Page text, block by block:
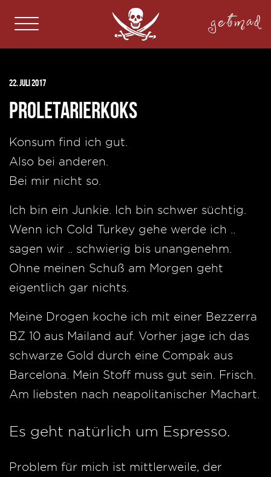
getmad
22. Juli 2017
Proletarierkoks
Konsum find ich gut.
Also bei anderen.
Bei mir nicht so.
Ich bin ein Junkie. Ich bin schwer süchtig.
Wenn ich Cold Turkey gehe werde ich ..
sagen wir .. schwierig bis unangenehm.
Ohne meinen Schuß am Morgen geht
eigentlich gar nichts.
Meine Drogen koche ich mit einer Bezzerra
BZ 10 aus Mailand auf. Vorher jage ich das
schwarze Gold durch eine Compak aus
Barcelona. Mein Stoff muss gut sein. Frisch.
Am liebsten nach neapolitanischer Machart.
Es geht natürlich um Espresso.
Problem für mich ist mittlerweile, der